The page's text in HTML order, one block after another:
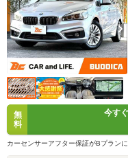
無
料
今す
カーセンサーアフター保証がBプラン